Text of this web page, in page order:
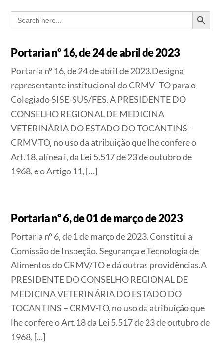
Search
for:
SEARCH
Portaria nº 16, de 24 de abril de 2023
Portaria nº 16, de 24 de abril de 2023.Designa
representante institucional do CRMV- TO para o
Colegiado SISE-SUS/FES. A PRESIDENTE DO
CONSELHO REGIONAL DE MEDICINA
VETERINÁRIA DO ESTADO DO TOCANTINS –
CRMV-TO, no uso da atribuição que lhe confere o
Art.18, alínea i, da Lei 5.517 de 23 de outubro de
1968, e o Artigo 11, […]
Portaria nº 6, de 01 de março de 2023
Portaria nº 6, de 1 de março de 2023. Constitui a
Comissão de Inspeção, Segurança e Tecnologia de
Alimentos do CRMV/TO e dá outras providências.A
PRESIDENTE DO CONSELHO REGIONAL DE
MEDICINA VETERINÁRIA DO ESTADO DO
TOCANTINS – CRMV-TO, no uso da atribuição que
lhe confere o Art.18 da Lei 5.517 de 23 de outubro de
1968, […]